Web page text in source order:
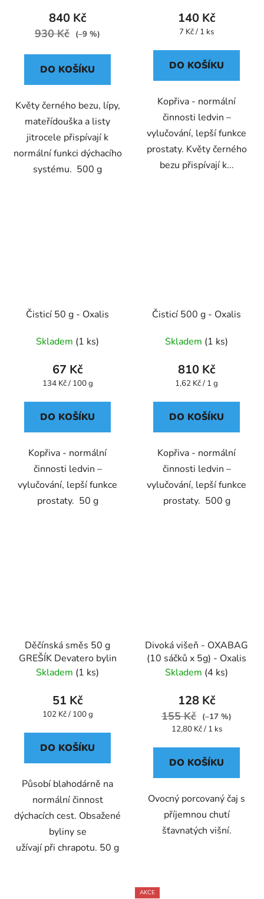
840 Kč
930 Kč (–9 %)
DO KOŠÍKU
Květy černého bezu, lípy,
mateřídouška a listy
jitrocele přispívají k
normální funkci dýchacího
systému. 500 g
140 Kč
Měrná
7 Kč / 1 ks
DO KOŠÍKU
Kopřiva - normální
činnosti ledvin –
vylučování, lepší funkce
prostaty. Květy černého
bezu přispívají k...
Čisticí 50 g - Oxalis
Skladem (1 ks)
67 Kč
Měrná
134 Kč / 100 g
DO KOŠÍKU
Kopřiva - normální
činnosti ledvin –
vylučování, lepší funkce
prostaty. 50 g
Čisticí 500 g - Oxalis
Skladem (1 ks)
810 Kč
Měrná
1,62 Kč / 1 g
DO KOŠÍKU
Kopřiva - normální
činnosti ledvin –
vylučování, lepší funkce
prostaty. 500 g
Děčínská směs 50 g
GREŠÍK Devatero bylin
Skladem (1 ks)
51 Kč
Měrná
102 Kč / 100 g
DO KOŠÍKU
Působí blahodárně na
normální činnost
dýchacích cest. Obsažené
byliny se
užívají při chrapotu. 50 g
Divoká višeň - OXABAG
(10 sáčků x 5g) - Oxalis
Skladem (4 ks)
128 Kč
155 Kč
(–17 %)
Měrná
12,80 Kč / 1 ks
DO KOŠÍKU
Ovocný porcovaný čaj s
příjemnou chutí
šťavnatých višní.
AKCE